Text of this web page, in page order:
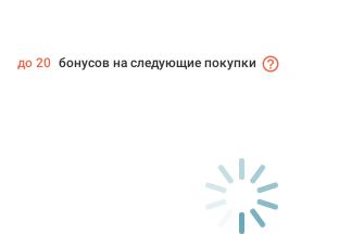
до 20 бонусов на следующие покупки